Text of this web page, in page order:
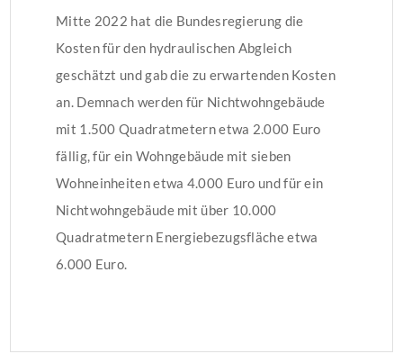
Mitte 2022 hat die Bundesregierung die
Kosten für den hydraulischen Abgleich
geschätzt und gab die zu erwartenden Kosten
an. Demnach werden für Nichtwohngebäude
mit 1.500 Quadratmetern etwa 2.000 Euro
fällig, für ein Wohngebäude mit sieben
Wohneinheiten etwa 4.000 Euro und für ein
Nichtwohngebäude mit über 10.000
Quadratmetern Energiebezugsfläche etwa
6.000 Euro.